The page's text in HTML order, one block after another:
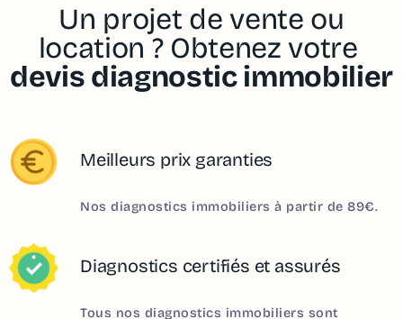
Un projet de vente ou
location ? Obtenez votre
devis diagnostic immobilier
Meilleurs prix garanties
Nos diagnostics immobiliers à partir de 89€.
Diagnostics certifiés et assurés
Tous nos diagnostics immobiliers sont